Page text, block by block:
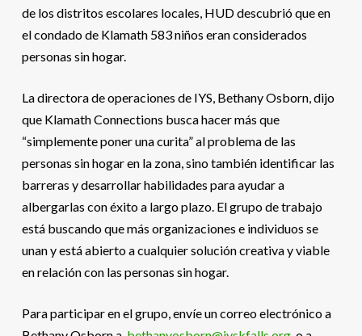
de los distritos escolares locales, HUD descubrió que en
el condado de Klamath 583 niños eran considerados
personas sin hogar.
La directora de operaciones de IYS, Bethany Osborn, dijo
que Klamath Connections busca hacer más que
“simplemente poner una curita” al problema de las
personas sin hogar en la zona, sino también identificar las
barreras y desarrollar habilidades para ayudar a
albergarlas con éxito a largo plazo. El grupo de trabajo
está buscando que más organizaciones e individuos se
unan y está abierto a cualquier solución creativa y viable
en relación con las personas sin hogar.
Para participar en el grupo, envíe un correo electrónico a